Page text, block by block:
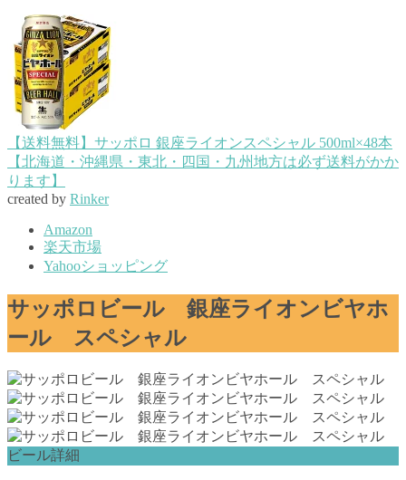
【送料無料】サッポロ 銀座ライオンスペシャル 500ml×48本
【北海道・沖縄県・東北・四国・九州地方は必ず送料がかか
ります】
created by Rinker
Amazon
楽天市場
Yahooショッピング
サッポロビール 銀座ライオンビヤホ
ール スペシャル
ビール詳細